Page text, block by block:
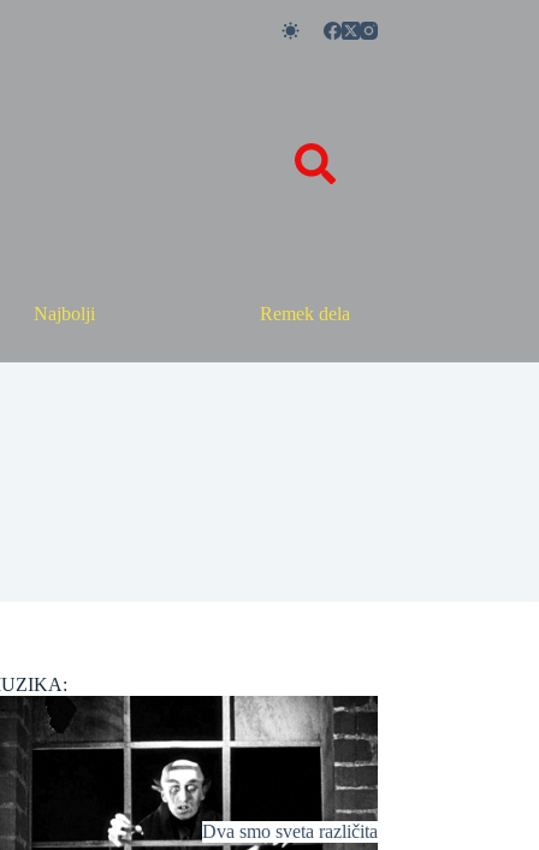
Najbolji Remek dela
Dva smo sveta različita